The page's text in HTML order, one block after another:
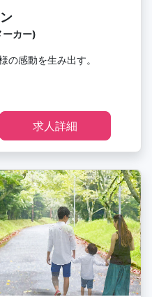
ーカー)
の感動を生み出す。
求人詳細